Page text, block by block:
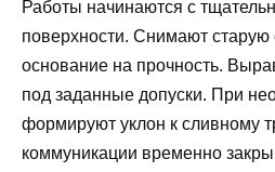
Работы начинаются с
поверхности. Снимают старую
основание на прочность.
под заданные допуски. При
формируют уклон к сливному
коммуникации временно